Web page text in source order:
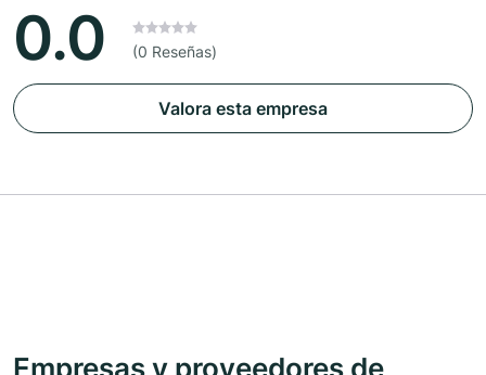
0.0 (0 Reseñas)
Valora esta empresa
Empresas y proveedores de